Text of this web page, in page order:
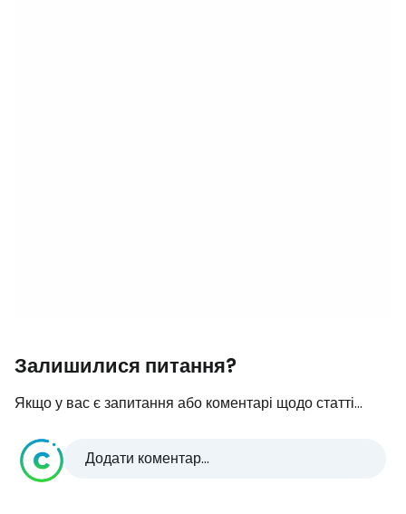
Залишилися питання?
Якщо у вас є запитання або коментарі щодо статті...
Додати коментар...